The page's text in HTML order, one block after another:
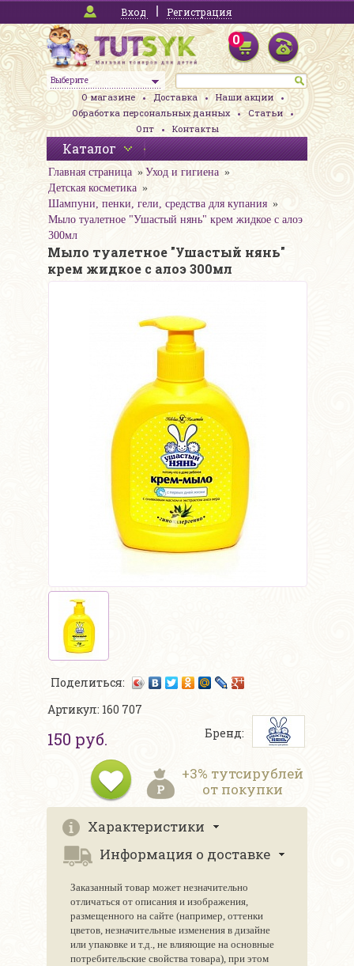
Вход Регистрация
Выберите
0
О магазине Доставка
Наши акции
Обработка персональных данных
Статьи
Опт
Контакты
Каталог
Главная страница
Уход и гигиена
Детская косметика
Шампуни, пенки, гели, средства для купания
Мыло туалетное "Ушастый нянь" крем жидкое с алоэ
300мл
Мыло туалетное "Ушастый нянь"
крем жидкое с алоэ 300мл
Поделиться:
Артикул: 160 707
150 руб. Бренд:
+3% тутсирублей
от покупки
Характеристики
Информация о доставке
Заказанный товар может незначительно
отличаться от описания и изображения,
размещенного на сайте (например, оттенки
цветов, незначительные изменения в дизайне
или упаковке и т.д., не влияющие на основные
потребительские свойства товара), при этом